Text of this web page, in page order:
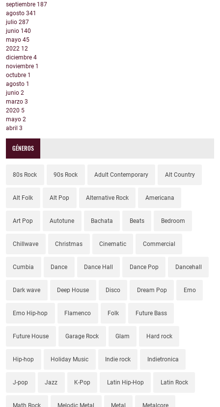
septiembre 187
agosto 341
julio 287
junio 140
mayo 45
2022 12
diciembre 4
noviembre 1
octubre 1
agosto 1
junio 2
marzo 3
2020 5
mayo 2
abril 3
GÉNEROS
80s Rock 90s Rock Adult Contemporary Alt Country
Alt Folk Alt Pop Alternative Rock Americana
Art Pop Autotune Bachata Beats Bedroom
Chillwave Christmas Cinematic Commercial
Cumbia Dance Dance Hall Dance Pop Dancehall
Dark wave Deep House Disco Dream Pop Emo
Emo Hip-hop Flamenco Folk Future Bass
Future House Garage Rock Glam Hard rock
Hip-hop Holiday Music Indie rock Indietronica
J-pop Jazz K-Pop Latin Hip-Hop Latin Rock
Math Rock Melodic Metal Metal Metalcore